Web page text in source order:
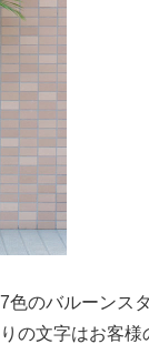
のバルーンス
の文字はお客様